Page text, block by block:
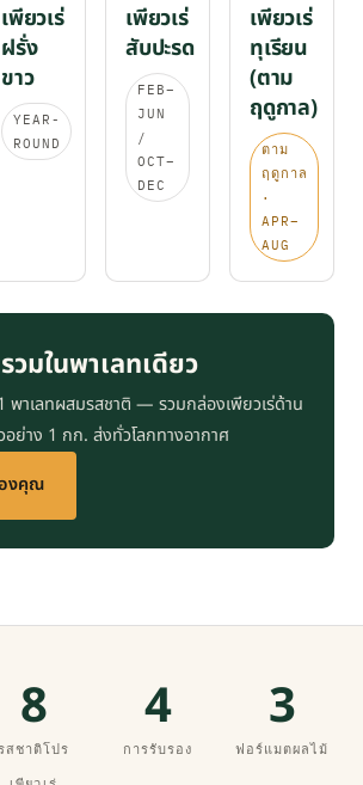
เพียวเร่
ฝรั่ง
ขาว
YEAR-
ROUND
เพียวเร่
สับปะรด
FEB–
JUN
/
OCT–
DEC
เพียวเร่
ทุเรียน
(ตาม
ฤดูกาล)
ตาม
ฤดูกาล
·
APR–
AUG
วมในพาเลทเดียว
พาเลทผสมรสชาติ — รวมกล่องเพียวเร่ด้าน
ย่าง 1 กก. ส่งทั่วโลกทางอากาศ
งคุณ
8
สชาติโปร
4
การรับรอง
3
ฟอร์แมตผลไม้